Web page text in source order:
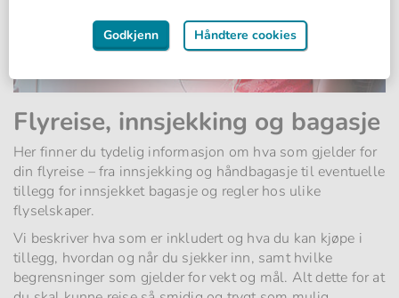
Flyreise, innsjekking og bagasje
Her finner du tydelig informasjon om hva som gjelder for
din flyreise – fra innsjekking og håndbagasje til eventuelle
tillegg for innsjekket bagasje og regler hos ulike
flyselskaper.
Vi beskriver hva som er inkludert og hva du kan kjøpe i
tillegg, hvordan og når du sjekker inn, samt hvilke
begrensninger som gjelder for vekt og mål. Alt dette for at
Godkjenn Håndtere cookies